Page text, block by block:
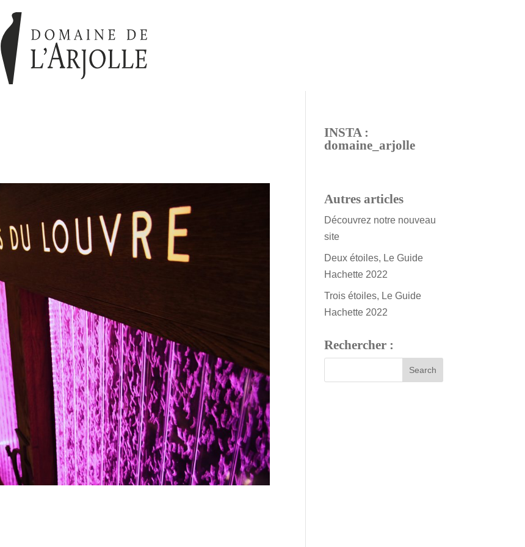
INSTA :
domaine_arjolle
Autres articles
Découvrez notre nouveau
site
Deux étoiles, Le Guide
Hachette 2022
Trois étoiles, Le Guide
Hachette 2022
Rechercher :